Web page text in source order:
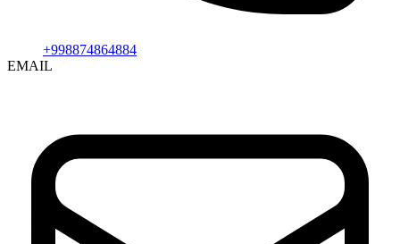
+998874864884
EMAIL